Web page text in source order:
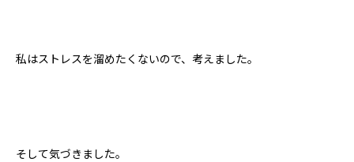
私はストレスを溜めたくないので、考えました。
そして気づきました。